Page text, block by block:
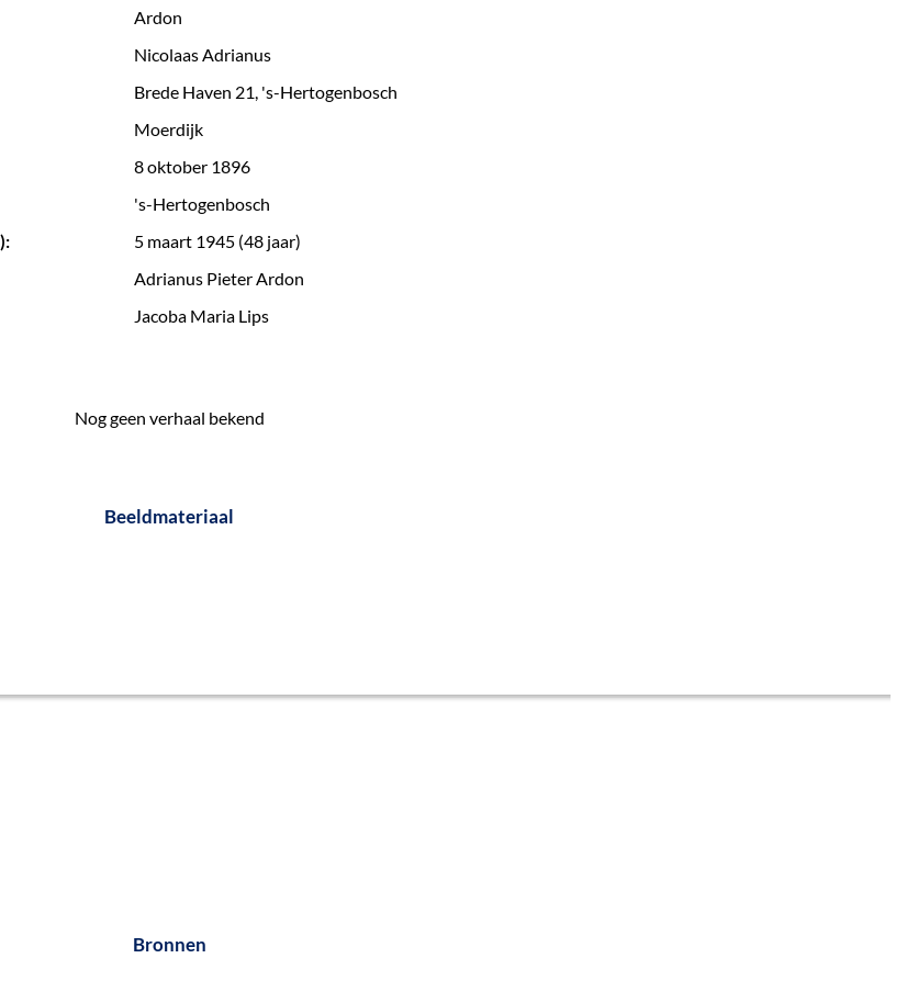
Ardon
Nicolaas Adrianus
Brede Haven 21, 's-Hertogenbosch
Moerdijk
8 oktober 1896
's-Hertogenbosch
5 maart 1945 (48 jaar)
Adrianus Pieter Ardon
Jacoba Maria Lips
Nog geen verhaal bekend
Beeldmateriaal
Bronnen